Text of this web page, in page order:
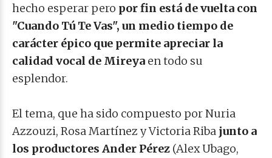
hecho esperar pero por fin está de vuelta con
"Cuando Tú Te Vas", un medio tiempo de
carácter épico que permite apreciar la
calidad vocal de Mireya en todo su
esplendor.
El tema, que ha sido compuesto por Nuria
Azzouzi, Rosa Martínez y Victoria Riba junto a
los productores Ander Pérez (Alex Ubago,